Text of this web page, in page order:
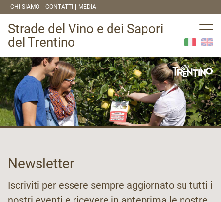
CHI SIAMO CONTATTI MEDIA
Strade del Vino e dei Sapori
del Trentino
Newsletter
Iscriviti per essere sempre aggiornato su tutti i